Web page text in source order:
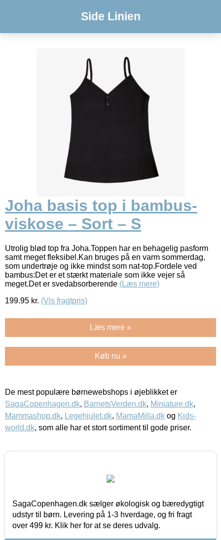
Side Linien
Joha basis top i bambus-
viskose – Sort – S
Utrolig blød top fra Joha.Toppen har en behagelig pasform
samt meget fleksibel.Kan bruges på en varm sommerdag,
som undertrøje og ikke mindst som nat-top.Fordele ved
bambus:Det er et stærkt materiale som ikke vejer så
meget.Det er svedabsorberende (Læs mere)
199.95 kr. (Vis fragtpris)
Læs mere »
Køb nu »
De mest populære børnewebshops i øjeblikket er
SagaCopenhagen.dk, BarnetsVerden.dk, Miniature.dk,
Mammashop.dk, Legehjulet.dk, MamaMilla.dk og Kids-
world.dk, som alle har et stort sortiment til gode priser.
SagaCopenhagen.dk sælger økologisk og bæredygtigt
udstyr til børn. Levering på 1-3 hverdage, og fri fragt
over 499 kr. Klik her for at se deres udvalg.